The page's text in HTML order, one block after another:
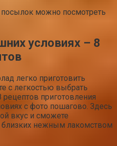
можно посмотреть
условиях – 8
легко приготовить
с легкостью выбрать
приготовления
с фото пошагово. Здесь
вкус и сможете
близких нежным лакомством